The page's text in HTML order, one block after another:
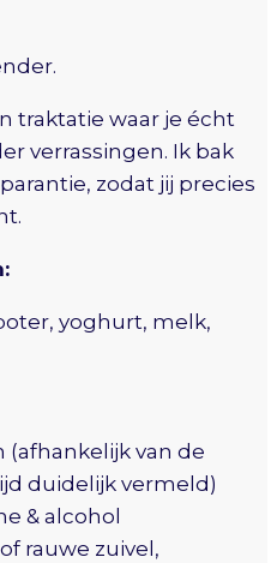
traktatie waar je écht
verrassingen. Ik bak
zodat jij precies
yoghurt, melk,
van de
duidelijk vermeld)
& alcohol
rauwe zuivel,